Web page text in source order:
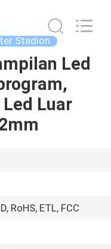
Stadion
Led
Luar
RoHS, ETL, FCC